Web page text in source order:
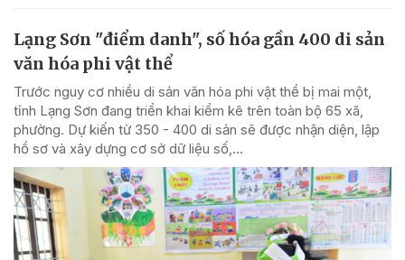
Lạng Sơn "điểm danh", số hóa gần 400 di sản
văn hóa phi vật thể
Trước nguy cơ nhiều di sản văn hóa phi vật thể bị mai một,
tỉnh Lạng Sơn đang triển khai kiểm kê trên toàn bộ 65 xã,
phường. Dự kiến từ 350 - 400 di sản sẽ được nhận diện, lập
hồ sơ và xây dựng cơ sở dữ liệu số,...